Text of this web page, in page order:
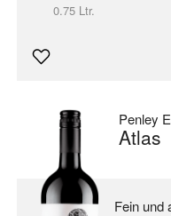
0.75 Ltr.
Penley
Atlas
Fein und